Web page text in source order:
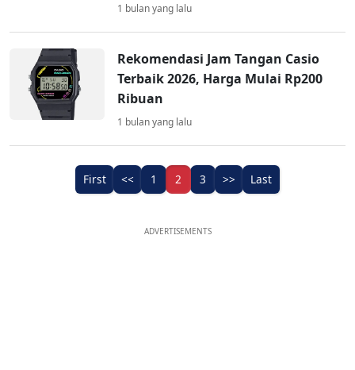
1 bulan yang lalu
Rekomendasi Jam Tangan Casio
Terbaik 2026, Harga Mulai Rp200
Ribuan
1 bulan yang lalu
First << 1 2 3 >> Last
ADVERTISEMENTS